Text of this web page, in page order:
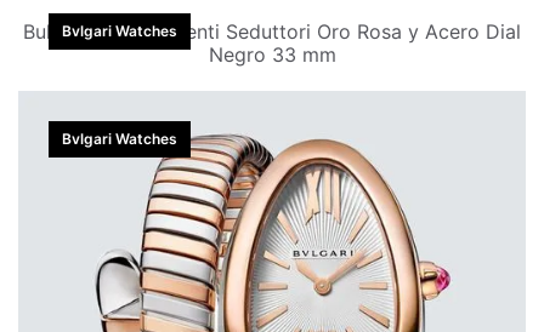
Bvlgari Watches
Bulgari Reloj Serpenti Seduttori Oro Rosa y Acero Dial
Negro 33 mm
Bvlgari Watches